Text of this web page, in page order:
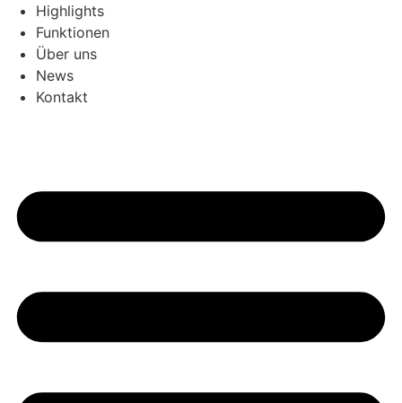
Highlights
Funktionen
Über uns
News
Kontakt